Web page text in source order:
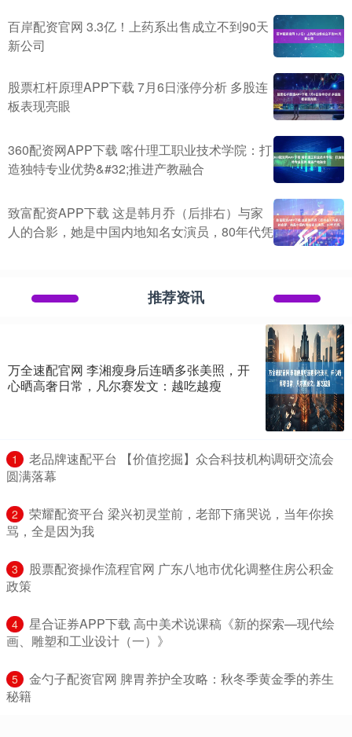
百岸配资官网 3.3亿！上药系出售成立不到90天
新公司
股票杠杆原理APP下载 7月6日涨停分析 多股连
板表现亮眼
360配资网APP下载 喀什理工职业技术学院：打
造独特专业优势&#32;推进产教融合
致富配资APP下载 这是韩月乔（后排右）与家
人的合影，她是中国内地知名女演员，80年代凭
推荐资讯
万全速配官网 李湘瘦身后连晒多张美照，开
心晒高奢日常，凡尔赛发文：越吃越瘦
1
​老品牌速配平台 【价值挖掘】众合科技机构调研交流会
圆满落幕
2
​荣耀配资平台 梁兴初灵堂前，老部下痛哭说，当年你挨
骂，全是因为我
3
​股票配资操作流程官网 广东八地市优化调整住房公积金
政策
4
​星合证券APP下载 高中美术说课稿《新的探索—现代绘
画、雕塑和工业设计（一）》
5
​金勺子配资官网 脾胃养护全攻略：秋冬季黄金季的养生
秘籍